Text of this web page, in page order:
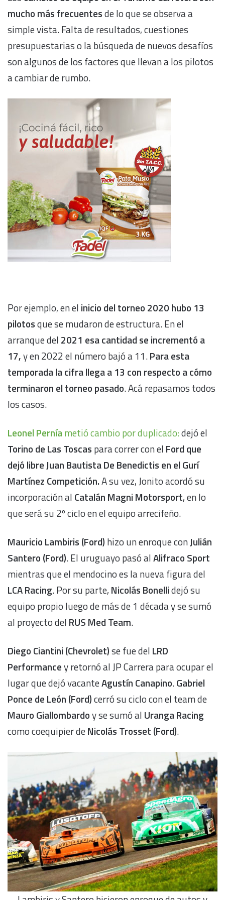
mucho más frecuentesde lo que se observa a
simple vista. Falta de resultados, cuestiones
presupuestarias o la búsqueda de nuevos desafíos
son algunos de los factores que llevan a los pilotos
a cambiar de rumbo.
Por ejemplo, en el inicio del torneo 2020 hubo 13
pilotosque se mudaron de estructura. En el
arranque del 2021 esa cantidad se incrementó a
17,y en 2022 el número bajó a 11.Para esta
temporada la cifra llega a 13 con respecto a cómo
terminaron el torneo pasado. Acá repasamos todos
los casos.
Leonel Perníametió cambio por duplicado:dejó el
Torino de Las Toscas para correr con el Ford que
dejó libre Juan Bautista De Benedictis en el Gurí
Martínez Competición.A su vez, Jonito acordó su
incorporación al Catalán Magni Motorsport, en lo
que será su 2º ciclo en el equipo arrecifeño.
Mauricio Lambiris (Ford) hizo un enroque conJulián
Santero (Ford). El uruguayo pasó alAlifraco Sport
mientras que el mendocino es la nueva figura del
LCA Racing. Por su parte, Nicolás Bonellidejó su
equipo propio luego de más de 1 década y se sumó
al proyecto del RUS Med Team.
Diego Ciantini (Chevrolet)se fue del LRD
Performancey retornó al JP Carrera para ocupar el
lugar que dejó vacanteAgustín Canapino.Gabriel
Ponce de León (Ford)cerró su ciclo con el team de
Mauro Giallombardoy se sumó al Uranga Racing
como coequipier deNicolás Trosset (Ford).